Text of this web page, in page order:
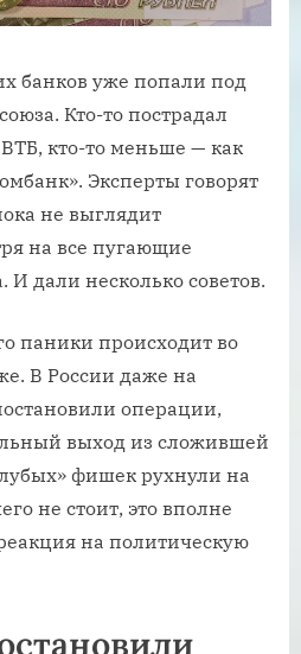
банков уже попали под
Кто-то пострадал
кто-то меньше — как
Эксперты говорят
не выглядит
на все пугающие
И дали несколько советов.
паники происходит во
В России даже на
операции,
выход из сложившей
фишек рухнули на
не стоит, это вполне
на политическую